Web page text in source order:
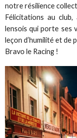
notre résilience
Félicitations au
lensois qui porte ses
leçon d’humilité et de
Bravo le Racing !